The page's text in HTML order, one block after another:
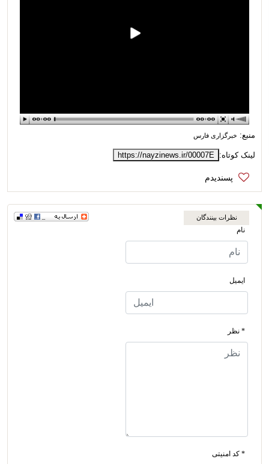
منبع: خبرگزاری فارس
لینک کوتاه: https://nayzinews.ir/00007E
نظرات بینندگان
نام
ایمیل
* نظر
* کد امنیتی